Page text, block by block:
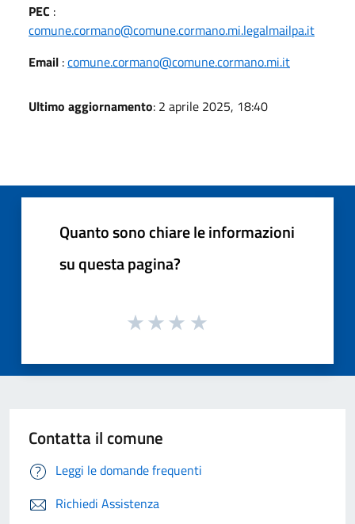
PEC :
comune.cormano@comune.cormano.mi.legalmailpa.it
Email :comune.cormano@comune.cormano.mi.it
Ultimo aggiornamento: 2 aprile 2025, 18:40
Quanto sono chiare le informazioni
su questa pagina?
Contatta il comune
Leggi le domande frequenti
Richiedi Assistenza